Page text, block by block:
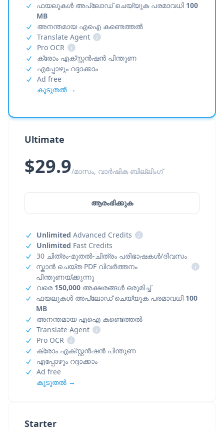
Starter
ഫയലുകൾ അപ്‌ലോഡ് ചെയ്യുക പരമാവധി 100
MB
അനന്തമായ എഐ കണ്ടെത്തൽ
Translate Agent
i
Pro OCR
i
ക്രോം എക്സ്റ്റൻഷൻ പിന്തുണ
എപ്പോഴും റദ്ദാക്കാം
Ad free
കൂടുതൽ →
Ultimate
$29.9/മാസം, വാർഷിക ബില്ലിംഗ്
ആരംഭിക്കുക
Unlimited Advanced Credits
i
Unlimited Fast Credits
30 ചിത്രം-മുതൽ-ചിത്രം പരിഭാഷകൾ/ദിവസം
സ്കാൻ ചെയ്ത PDF വിവർത്തനം
പിന്തുണയ്ക്കുന്നു
i
വരെ 150,000 അക്ഷരങ്ങൾ ഒരുമിച്ച്
ഫയലുകൾ അപ്‌ലോഡ് ചെയ്യുക പരമാവധി 100
MB
അനന്തമായ എഐ കണ്ടെത്തൽ
Translate Agent
i
Pro OCR
i
ക്രോം എക്സ്റ്റൻഷൻ പിന്തുണ
എപ്പോഴും റദ്ദാക്കാം
Ad free
കൂടുതൽ →